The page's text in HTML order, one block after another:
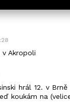
v Akropoli
hrál 12. v
koukám na